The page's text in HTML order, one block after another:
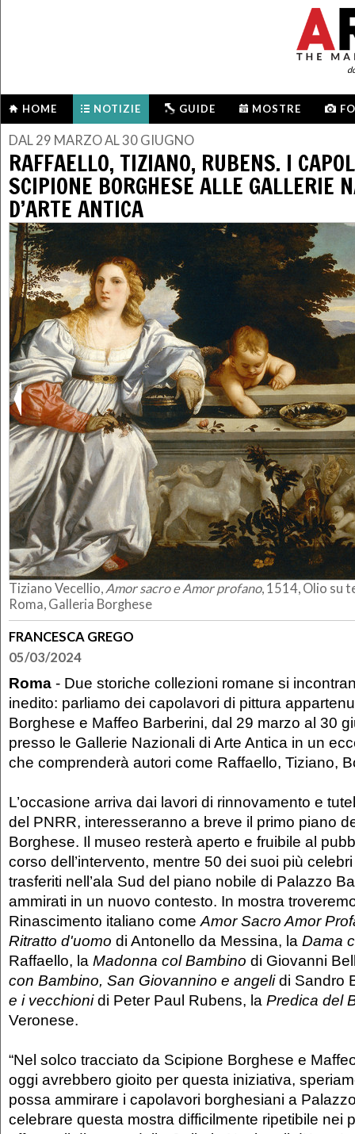
HOME NOTIZIE GUIDE MOSTRE
DAL 29 MARZO AL 30 GIUGNO
RAFFAELLO, TIZIANO, RUBENS. I
SCIPIONE BORGHESE ALLE GALLERIE
D’ARTE ANTICA
Tiziano Vecellio, Amor sacro e Amor profano, 1514, Olio su
Roma, Galleria Borghese
FRANCESCA GREGO
05/03/2024
Roma - Due storiche collezioni romane si
inedito: parliamo dei capolavori di pittura
Borghese e Maffeo Barberini, dal 29 marzo al 30
presso le Gallerie Nazionali di Arte Antica in un
che comprenderà autori come Raffaello, Tiziano,
L’occasione arriva dai lavori di rinnovamento e
del PNRR, interesseranno a breve il primo piano
Borghese. Il museo resterà aperto e fruibile al
corso dell’intervento, mentre 50 dei suoi più
trasferiti nell’ala Sud del piano nobile di Palazzo
ammirati in un nuovo contesto. In mostra
Rinascimento italiano come Amor Sacro Amor
Ritratto d'uomo di Antonello da Messina, la Dama
Raffaello, la Madonna col Bambino di Giovanni
con Bambino, San Giovannino e angelidi Sandro
e i vecchionidi Peter Paul Rubens, la Predica del
Veronese.
“Nel solco tracciato da Scipione Borghese e
oggi avrebbero gioito per questa iniziativa,
possa ammirare i capolavori borghesiani a
celebrare questa mostra difficilmente ripetibile nei